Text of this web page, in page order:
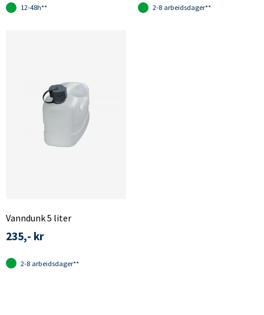
12-48h** 2-8 arbeidsdager**
Vanndunk 5 liter
235,- kr
2-8 arbeidsdager**